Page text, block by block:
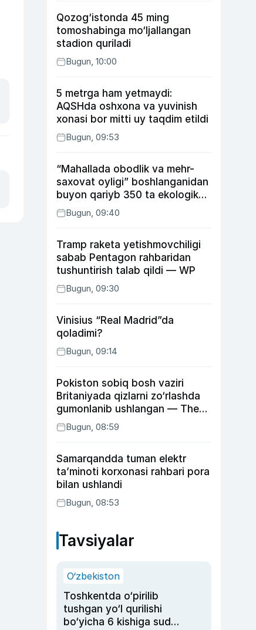
Qozog‘istonda 45 ming
tomoshabinga mo‘ljallangan
stadion quriladi
Bugun, 10:00
5 metrga ham yetmaydi:
AQSHda oshxona va yuvinish
xonasi bor mitti uy taqdim etildi
Bugun, 09:53
“Mahallada obodlik va mehr-
saxovat oyligi” boshlanganidan
buyon qariyb 350 ta ekologik
huquqbuzarlik aniqlandi
Bugun, 09:40
Tramp raketa yetishmovchiligi
sabab Pentagon rahbaridan
tushuntirish talab qildi — WP
Bugun, 09:30
Vinisius “Real Madrid”da
qoladimi?
Bugun, 09:14
Pokiston sobiq bosh vaziri
Britaniyada qizlarni zo‘rlashda
gumonlanib ushlangan — The
Guardian
Bugun, 08:59
Samarqandda tuman elektr
ta’minoti korxonasi rahbari pora
bilan ushlandi
Bugun, 08:53
Tavsiyalar
O‘zbekiston
Toshkentda o‘pirilib
tushgan yo‘l qurilishi
bo‘yicha 6 kishiga sud